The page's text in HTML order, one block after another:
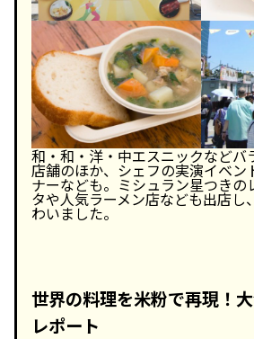
和・和・洋・中エスニックなどバ
店舗のほか、シェフの実演イベン
ナーなども。ミシュラン星つきの
タや人気ラーメン店なども出店し
わいました。
世界の料理を米粉で再現！
レポート